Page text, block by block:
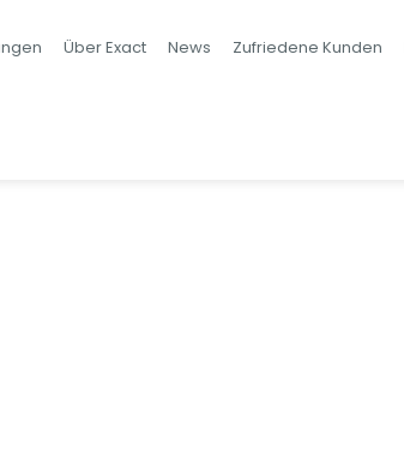
Über Exact News Zufriedene Kunden